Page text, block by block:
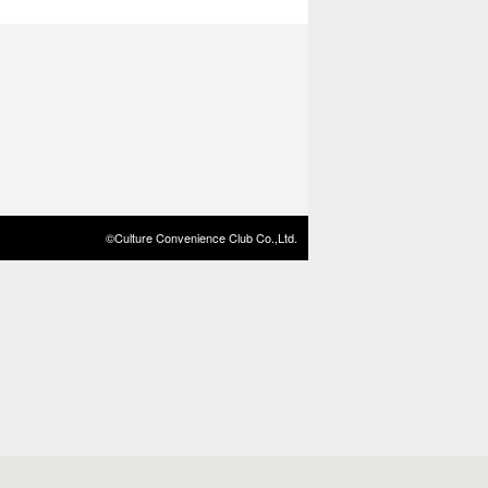
©Culture Convenience Club Co.,Ltd.